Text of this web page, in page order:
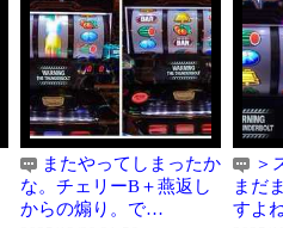
またやってしまったか
な。チェリーB＋燕返し
からの煽り。で…
＞
まだ
すよ